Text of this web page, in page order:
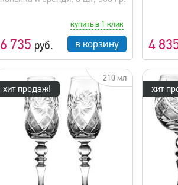
6 735 руб.
купить в 1 клик
в корзину 4
хит продаж!
210 мл
хит